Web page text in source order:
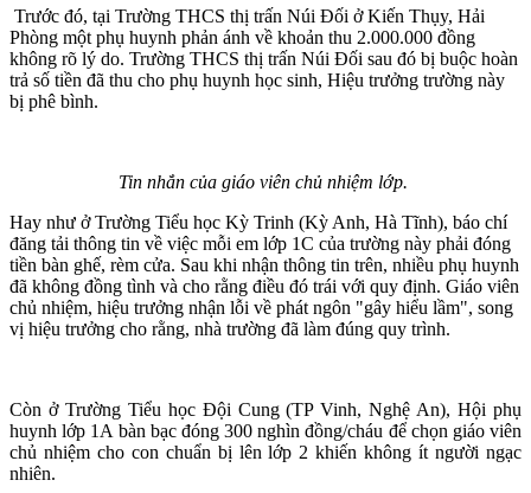
Trước đó, tại Trường THCS thị trấn Núi Đối ở Kiến Thụy, Hải
Phòng một phụ huynh phản ánh về khoản thu 2.000.000 đồng
không rõ lý do. Trường THCS thị trấn Núi Đối sau đó bị buộc hoàn
trả số tiền đã thu cho phụ huynh học sinh, Hiệu trưởng trường này
bị phê bình.
Tin nhắn của giáo viên chủ nhiệm lớp.
Hay như ở Trường Tiểu học Kỳ Trinh (Kỳ Anh, Hà Tĩnh), báo chí
đăng tải thông tin về việc mỗi em lớp 1C của trường này phải đóng
tiền bàn ghế, rèm cửa. Sau khi nhận thông tin trên, nhiều phụ huynh
đã không đồng tình và cho rằng điều đó trái với quy định. Giáo viên
chủ nhiệm, hiệu trưởng nhận lỗi về phát ngôn "gây hiểu lầm", song
vị hiệu trưởng cho rằng, nhà trường đã làm đúng quy trình.
Còn ở Trường Tiểu học Đội Cung (TP Vinh, Nghệ An), Hội phụ
huynh lớp 1A bàn bạc đóng 300 nghìn đồng/cháu để chọn giáo viên
chủ nhiệm cho con chuẩn bị lên lớp 2 khiến không ít người ngạc
nhiên.